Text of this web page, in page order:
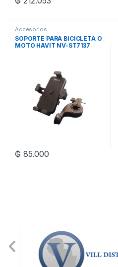
Accesorios
SOPORTE PARA BICICLETA O
MOTO HAVIT NV-ST7137
₲ 85.000